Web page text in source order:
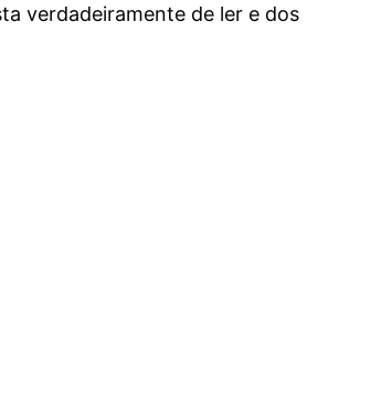
verdadeiramente de ler e dos